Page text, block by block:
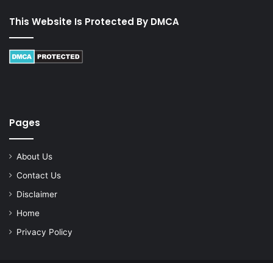
This Website Is Protected By DMCA
Pages
About Us
Contact Us
Disclaimer
Home
Privacy Policy